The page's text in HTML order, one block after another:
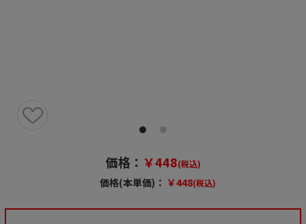
価格： ￥448(税込)
価格(本単価)： ￥448(税込)